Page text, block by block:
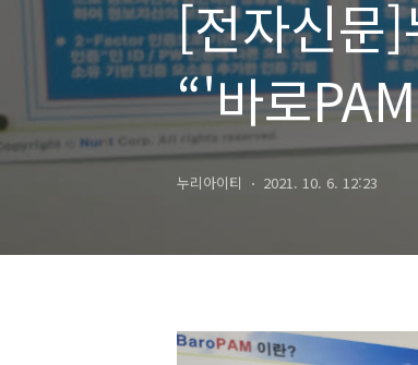
[전자신문
“'바로
도약한다”
누리아이티 2021. 10. 6. 12:23